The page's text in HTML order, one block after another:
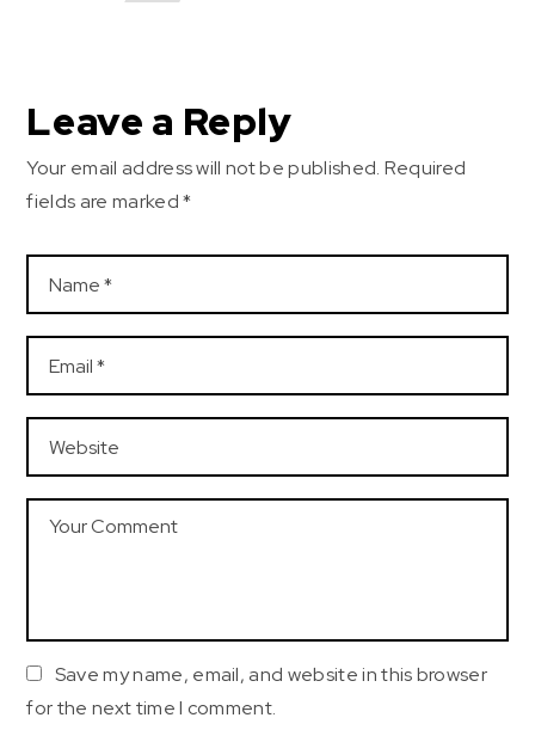
Leave a Reply
Your email address will not be published. Required
fields are marked*
Save my name, email, and website in this browser
for the next time I comment.